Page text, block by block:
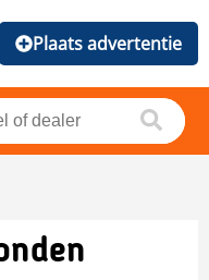
Plaats advertentie